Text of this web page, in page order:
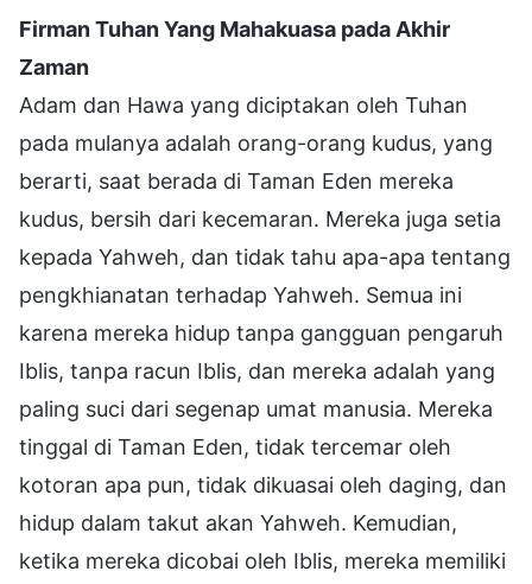
Firman Tuhan Yang Mahakuasa pada Akhir
Zaman
Adam dan Hawa yang diciptakan oleh Tuhan
pada mulanya adalah orang-orang kudus, yang
berarti, saat berada di Taman Eden mereka
kudus, bersih dari kecemaran. Mereka juga setia
kepada Yahweh, dan tidak tahu apa-apa tentang
pengkhianatan terhadap Yahweh. Semua ini
karena mereka hidup tanpa gangguan pengaruh
Iblis, tanpa racun Iblis, dan mereka adalah yang
paling suci dari segenap umat manusia. Mereka
tinggal di Taman Eden, tidak tercemar oleh
kotoran apa pun, tidak dikuasai oleh daging, dan
hidup dalam takut akan Yahweh. Kemudian,
ketika mereka dicobai oleh Iblis, mereka memiliki